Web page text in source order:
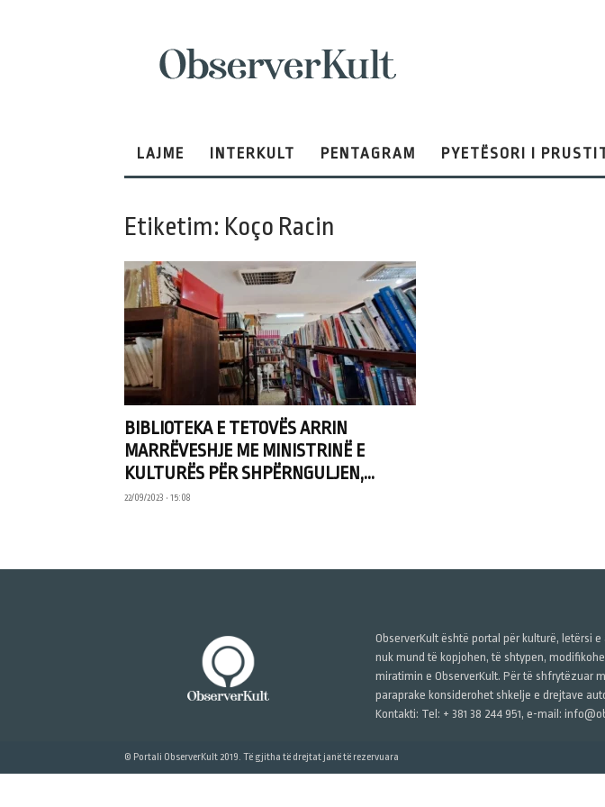
LAJME INTERKULT PENTAGRAM PYETËSORI I
Etiketim: Koço Racin
BIBLIOTEKA E TETOVËS ARRIN
MARRËVESHJE ME MINISTRINË E
KULTURËS PËR SHPËRNGULJEN,...
22/09/2023 • 15:08
ObserverKult është portal për kulturë, letërsi
nuk mund të kopjohen, të shtypen,
miratimin e ObserverKult. Për të shfrytëzuar
paraprake konsiderohet shkelje e drejtave
Kontakti: Tel: + 381 38 244 951, e-mail:
© Portali ObserverKult 2019. Të gjitha të drejtat janë të rezervuara